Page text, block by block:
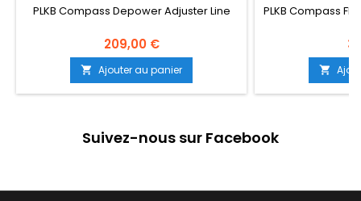
PLKB Compass Depower Adjuster Line
209,00 €
 Ajouter au panier
PLKB Compass

Suivez-nous sur Facebook